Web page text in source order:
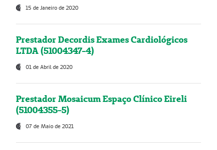
15 de Janeiro de 2020
Prestador Decordis Exames Cardiológicos
LTDA (51004347-4)
01 de Abril de 2020
Prestador Mosaicum Espaço Clínico Eireli
(51004355-5)
07 de Maio de 2021